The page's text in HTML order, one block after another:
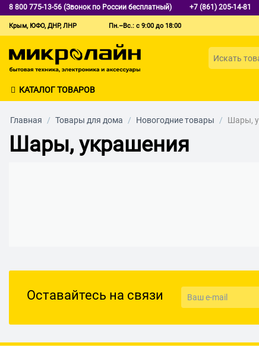
8 800 775-13-56 (Звонок по России бесплатный) +7 (861) 205-14-81
Крым, ЮФО, ДНР, ЛНР Пн.–Вс.: с 9:00 до 18:00
КАТАЛОГ ТОВАРОВ
Главная / Товары для дома / Новогодние товары / Шары,
Шары, украшения
Оставайтесь на связи